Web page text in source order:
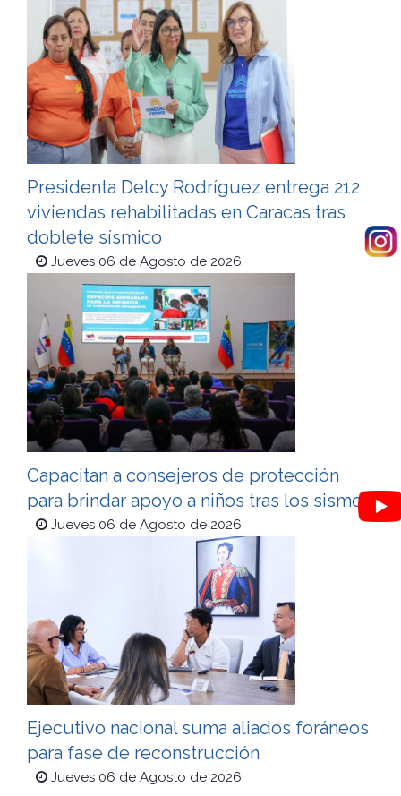
Presidenta Delcy Rodríguez entrega 212
viviendas rehabilitadas en Caracas tras
doblete sísmico
Jueves 06 de Agosto de 2026
Capacitan a consejeros de protección
para brindar apoyo a niños tras los sismos
Jueves 06 de Agosto de 2026
Ejecutivo nacional suma aliados foráneos
para fase de reconstrucción
Jueves 06 de Agosto de 2026